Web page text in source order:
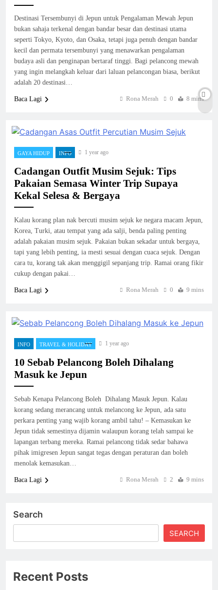
Destinasi Tersembunyi di Jepun untuk Pengalaman Mewah Jepun
bukan sahaja terkenal dengan bandar besar dan destinasi utama
seperti Tokyo, Kyoto, dan Osaka, tetapi juga penuh dengan bandar
kecil dan permata tersembunyi yang menawarkan pengalaman
budaya asli dan penginapan bertaraf tinggi. Bagi pelancong mewah
yang ingin melangkah keluar dari laluan pelancongan biasa, berikut
adalah 20 destinasi…
Baca Lagi Rona Merah 0 8 mins
GAYA HIDUP INFO 1 year ago
Cadangan Outfit Musim Sejuk: Tips
Pakaian Semasa Winter Trip Supaya
Kekal Selesa & Bergaya
Kalau korang plan nak bercuti musim sejuk ke negara macam Jepun,
Korea, Turki, atau tempat yang ada salji, benda paling penting
adalah pakaian musim sejuk. Pakaian bukan sekadar untuk bergaya,
tapi yang lebih penting, ia mesti sesuai dengan cuaca sejuk. Dengan
cara tu, korang tak akan menggigil sepanjang trip. Ramai orang fikir
cukup dengan pakai…
Baca Lagi Rona Merah 0 9 mins
INFO TRAVEL & HOLIDAY 1 year ago
10 Sebab Pelancong Boleh Dihalang
Masuk ke Jepun
Sebab Kenapa Pelancong Boleh Dihalang Masuk Jepun. Kalau
korang sedang merancang untuk melancong ke Jepun, ada satu
perkara penting yang wajib korang ambil tahu! – Kemasukan ke
Jepun tidak semestinya dijamin walaupun korang telah sampai ke
lapangan terbang mereka. Ramai pelancong tidak sedar bahawa
pihak imigresen Jepun sangat tegas dengan peraturan dan boleh
menolak kemasukan…
Baca Lagi Rona Merah 2 9 mins
Search
SEARCH
Recent Posts